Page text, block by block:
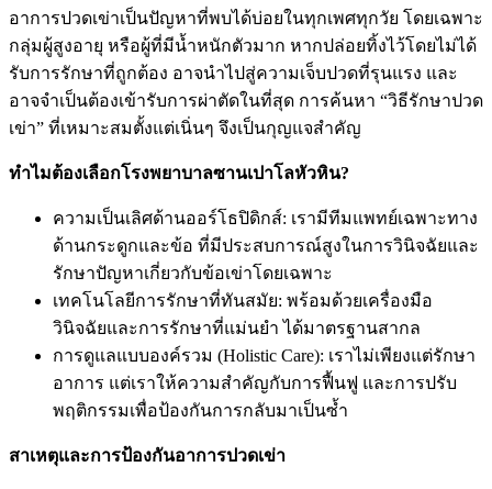
อาการปวดเข่าเป็นปัญหาที่พบได้บ่อยในทุกเพศทุกวัย โดยเฉพาะ
กลุ่มผู้สูงอายุ หรือผู้ที่มีน้ำหนักตัวมาก หากปล่อยทิ้งไว้โดยไม่ได้
รับการรักษาที่ถูกต้อง อาจนำไปสู่ความเจ็บปวดที่รุนแรง และ
อาจจำเป็นต้องเข้ารับการผ่าตัดในที่สุด การค้นหา “วิธีรักษาปวด
เข่า” ที่เหมาะสมตั้งแต่เนิ่นๆ จึงเป็นกุญแจสำคัญ
ทำไมต้องเลือกโรงพยาบาลซานเปาโลหัวหิน?
ความเป็นเลิศด้านออร์โธปิดิกส์: เรามีทีมแพทย์เฉพาะทาง
ด้านกระดูกและข้อ ที่มีประสบการณ์สูงในการวินิจฉัยและ
รักษาปัญหาเกี่ยวกับข้อเข่าโดยเฉพาะ
เทคโนโลยีการรักษาที่ทันสมัย: พร้อมด้วยเครื่องมือ
วินิจฉัยและการรักษาที่แม่นยำ ได้มาตรฐานสากล
การดูแลแบบองค์รวม (Holistic Care): เราไม่เพียงแต่รักษา
อาการ แต่เราให้ความสำคัญกับการฟื้นฟู และการปรับ
พฤติกรรมเพื่อป้องกันการกลับมาเป็นซ้ำ
สาเหตุและการป้องกันอาการปวดเข่า